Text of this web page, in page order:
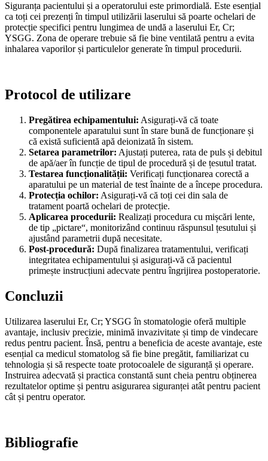
Siguranța pacientului și a operatorului este primordială. Este esențial
ca toți cei prezenți în timpul utilizării laserului să poarte ochelari de
protecție specifici pentru lungimea de undă a laserului Er, Cr;
YSGG. Zona de operare trebuie să fie bine ventilată pentru a evita
inhalarea vaporilor și particulelor generate în timpul procedurii.
Protocol de utilizare
Pregătirea echipamentului: Asigurați-vă că toate
componentele aparatului sunt în stare bună de funcționare și
că există suficientă apă deionizată în sistem.
Setarea parametrilor: Ajustați puterea, rata de puls și debitul
de apă/aer în funcție de tipul de procedură și de țesutul tratat.
Testarea funcționalității: Verificați funcționarea corectă a
aparatului pe un material de test înainte de a începe procedura.
Protecția ochilor: Asigurați-vă că toți cei din sala de
tratament poartă ochelari de protecție.
Aplicarea procedurii: Realizați procedura cu mișcări lente,
de tip „pictare“, monitorizând continuu răspunsul țesutului și
ajustând parametrii după necesitate.
Post-procedură: După finalizarea tratamentului, verificați
integritatea echipamentului și asigurați-vă că pacientul
primește instrucțiuni adecvate pentru îngrijirea postoperatorie.
Concluzii
Utilizarea laserului Er, Cr; YSGG în stomatologie oferă multiple
avantaje, inclusiv precizie, minimă invazivitate și timp de vindecare
redus pentru pacient. Însă, pentru a beneficia de aceste avantaje, este
esențial ca medicul stomatolog să fie bine pregătit, familiarizat cu
tehnologia și să respecte toate protocoalele de siguranță și operare.
Instruirea adecvată și practica constantă sunt cheia pentru obținerea
rezultatelor optime și pentru asigurarea siguranței atât pentru pacient
cât și pentru operator.
Bibliografie